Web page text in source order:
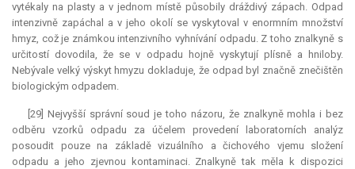
vytékaly na plasty a v jednom místě působily dráždivý zápach. Odpad
intenzivně zapáchal a v jeho okolí se vyskytoval v enormním množství
hmyz, což je známkou intenzivního vyhnívání odpadu. Z toho znalkyně s
určitostí dovodila, že se v odpadu hojně vyskytují plísně a hniloby.
Nebývale velký výskyt hmyzu dokladuje, že odpad byl značně znečištěn
biologickým odpadem.
[29] Nejvyšší správní soud je toho názoru, že znalkyně mohla i bez
odběru vzorků odpadu za účelem provedení laboratorních analýz
posoudit pouze na základě vizuálního a čichového vjemu složení
odpadu a jeho zjevnou kontaminaci. Znalkyně tak měla k dispozici